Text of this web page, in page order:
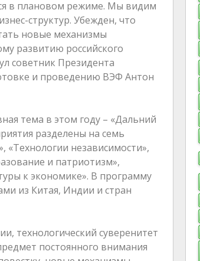
в плановом режиме. Мы видим
структур. Убежден, что
новые механизмы
развитию российского
советник Президента
и проведению ВЭФ Антон
тема в этом году – «Дальний
разделены на семь
«Технологии независимости»,
и патриотизм»,
к экономике». В программу
из Китая, Индии и стран
технологический суверенитет
постоянного внимания